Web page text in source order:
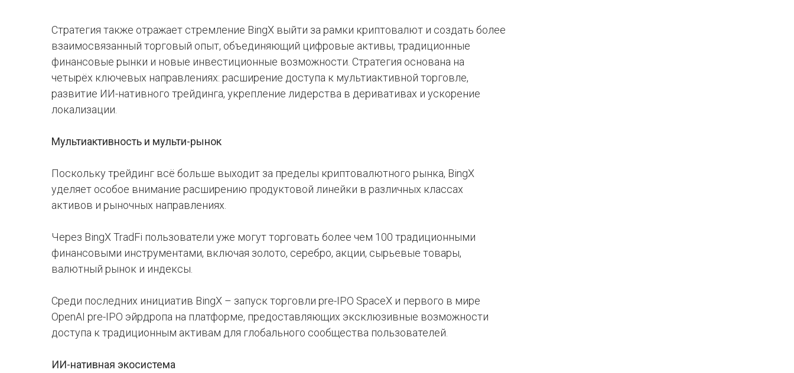
Стратегия также отражает стремление BingX выйти за рамки криптовалют и создать более
взаимосвязанный торговый опыт, объединяющий цифровые активы, традиционные
финансовые рынки и новые инвестиционные возможности. Стратегия основана на
четырёх ключевых направлениях: расширение доступа к мультиактивной торговле,
развитие ИИ-нативного трейдинга, укрепление лидерства в деривативах и ускорение
локализации.
Мультиактивность и мульти-рынок
Поскольку трейдинг всё больше выходит за пределы криптовалютного рынка, BingX
уделяет особое внимание расширению продуктовой линейки в различных классах
активов и рыночных направлениях.
Через BingX TradFi пользователи уже могут торговать более чем 100 традиционными
финансовыми инструментами, включая золото, серебро, акции, сырьевые товары,
валютный рынок и индексы.
Среди последних инициатив BingX – запуск торговли pre-IPO SpaceX и первого в мире
OpenAI pre-IPO эйрдропа на платформе, предоставляющих эксклюзивные возможности
доступа к традиционным активам для глобального сообщества пользователей.
ИИ-нативная экосистема